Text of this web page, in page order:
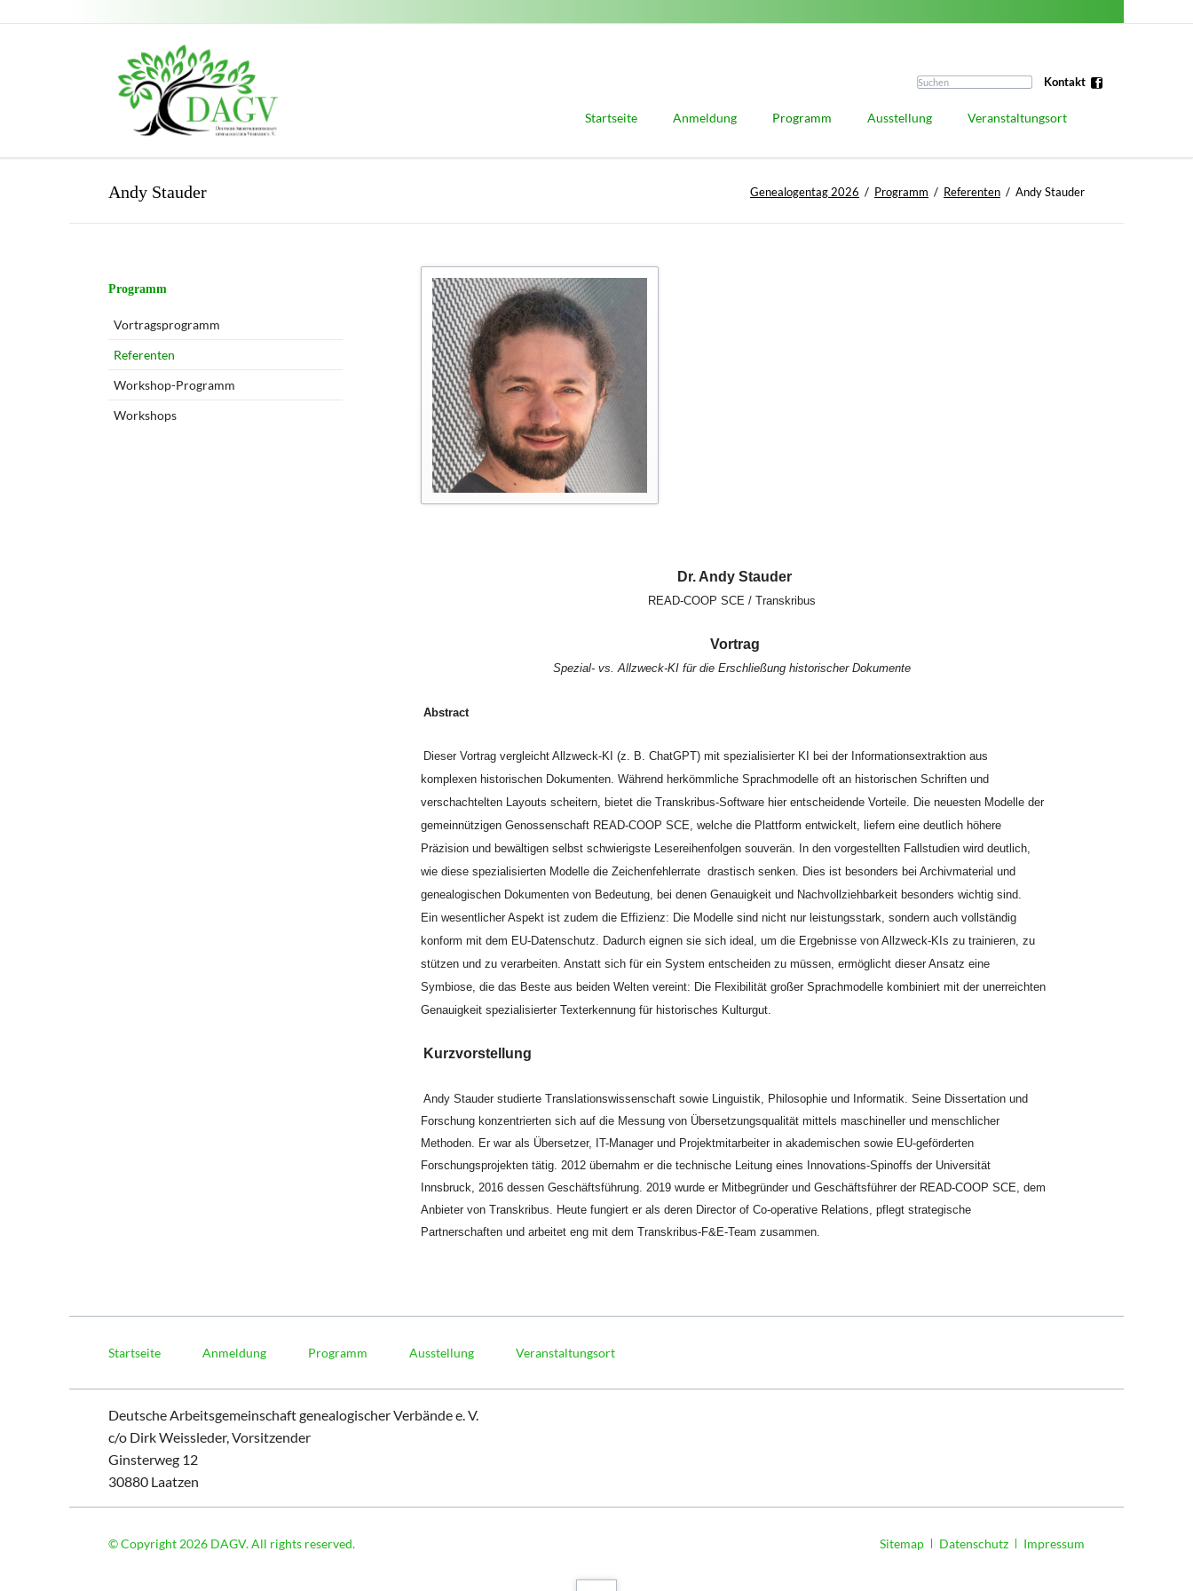
Startseite Anmeldung Programm
Referenten
Workshop-Programm
Ausstellung
Aussteller
Anmeldung für Aussteller
Veranstaltungsort
Hotels / Unterkünfte
Kontakt
Andy Stauder Genealogentag 2026 Programm Referenten Andy Stauder
Dr. Andy Stauder
READ-COOP SCE / Transkribus
Vortrag
Spezial- vs. Allzweck-KI für die Erschließung historischer Dokumente
Abstract
Dieser Vortrag vergleicht Allzweck-KI (z. B. ChatGPT) mit spezialisierter KI bei der Informationsextraktion aus
komplexen historischen Dokumenten. Während herkömmliche Sprachmodelle oft an historischen Schriften und
verschachtelten Layouts scheitern, bietet die Transkribus-Software hier entscheidende Vorteile. Die neuesten Modelle der
gemeinnützigen Genossenschaft READ-COOP SCE, welche die Plattform entwickelt, liefern eine deutlich höhere
Präzision und bewältigen selbst schwierigste Lesereihenfolgen souverän. In den vorgestellten Fallstudien wird deutlich,
wie diese spezialisierten Modelle die Zeichenfehlerrate drastisch senken. Dies ist besonders bei Archivmaterial und
genealogischen Dokumenten von Bedeutung, bei denen Genauigkeit und Nachvollziehbarkeit besonders wichtig sind.
Ein wesentlicher Aspekt ist zudem die Effizienz: Die Modelle sind nicht nur leistungsstark, sondern auch vollständig
konform mit dem EU-Datenschutz. Dadurch eignen sie sich ideal, um die Ergebnisse von Allzweck-KIs zu trainieren, zu
stützen und zu verarbeiten. Anstatt sich für ein System entscheiden zu müssen, ermöglicht dieser Ansatz eine
Symbiose, die das Beste aus beiden Welten vereint: Die Flexibilität großer Sprachmodelle kombiniert mit der unerreichten
Genauigkeit spezialisierter Texterkennung für historisches Kulturgut.
Kurzvorstellung
Andy Stauder studierte Translationswissenschaft sowie Linguistik, Philosophie und Informatik. Seine Dissertation und
Forschung konzentrierten sich auf die Messung von Übersetzungsqualität mittels maschineller und menschlicher
Methoden. Er war als Übersetzer, IT-Manager und Projektmitarbeiter in akademischen sowie EU-geförderten
Forschungsprojekten tätig. 2012 übernahm er die technische Leitung eines Innovations-Spinoffs der Universität
Innsbruck, 2016 dessen Geschäftsführung. 2019 wurde er Mitbegründer und Geschäftsführer der READ-COOP SCE, dem
Anbieter von Transkribus. Heute fungiert er als deren Director of Co-operative Relations, pflegt strategische
Partnerschaften und arbeitet eng mit dem Transkribus-F&E-Team zusammen.
Navigation
Programm
Vortragsprogramm
Referenten
Workshop-Programm
Workshops
Startseite Anmeldung Programm Ausstellung Veranstaltungsort
Deutsche Arbeitsgemeinschaft genealogischer Verbände e. V.
c/o Dirk Weissleder, Vorsitzender
Ginsterweg 12
30880 Laatzen
© Copyright 2026 DAGV. All rights reserved.
Navigation
Sitemap Datenschutz Impressum